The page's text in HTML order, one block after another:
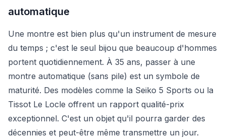
automatique
Une montre est bien plus qu'un instrument de mesure
du temps ; c'est le seul bijou que beaucoup d'hommes
portent quotidiennement. À 35 ans, passer à une
montre automatique (sans pile) est un symbole de
maturité. Des modèles comme la Seiko 5 Sports ou la
Tissot Le Locle offrent un rapport qualité-prix
exceptionnel. C'est un objet qu'il pourra garder des
décennies et peut-être même transmettre un jour.